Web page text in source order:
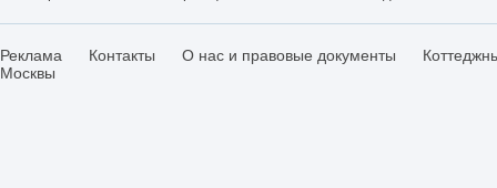
Реклама Контакты О нас и правовые документы
Москвы